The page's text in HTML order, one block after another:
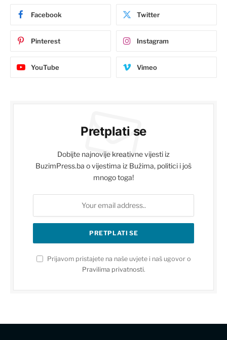
Facebook Twitter
Pinterest Instagram
YouTube Vimeo
Pretplati se
Dobijte najnovije kreativne vijesti iz
BuzimPress.ba o vijestima iz Bužima, politici i još
mnogo toga!
Prijavom pristajete na naše uvjete i naš ugovor o
Pravilima privatnosti.